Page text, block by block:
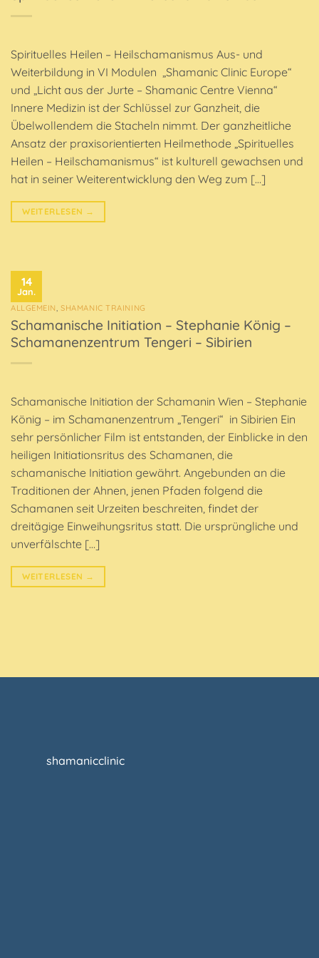
Spirituelles Heilen – Heilschamanismus Aus- und
Weiterbildung in VI Modulen „Shamanic Clinic Europe“
und „Licht aus der Jurte – Shamanic Centre Vienna“
Innere Medizin ist der Schlüssel zur Ganzheit, die
Übelwollendem die Stacheln nimmt. Der ganzheitliche
Ansatz der praxisorientierten Heilmethode „Spirituelles
Heilen – Heilschamanismus“ ist kulturell gewachsen und
hat in seiner Weiterentwicklung den Weg zum […]
WEITERLESEN →
14
Jan.
ALLGEMEIN,SHAMANIC TRAINING
Schamanische Initiation – Stephanie König –
Schamanenzentrum Tengeri – Sibirien
Schamanische Initiation der Schamanin Wien – Stephanie
König – im Schamanenzentrum „Tengeri“ in Sibirien Ein
sehr persönlicher Film ist entstanden, der Einblicke in den
heiligen Initiationsritus des Schamanen, die
schamanische Initiation gewährt. Angebunden an die
Traditionen der Ahnen, jenen Pfaden folgend die
Schamanen seit Urzeiten beschreiten, findet der
dreitägige Einweihungsritus statt. Die ursprüngliche und
unverfälschte […]
WEITERLESEN →
shamanicclinic